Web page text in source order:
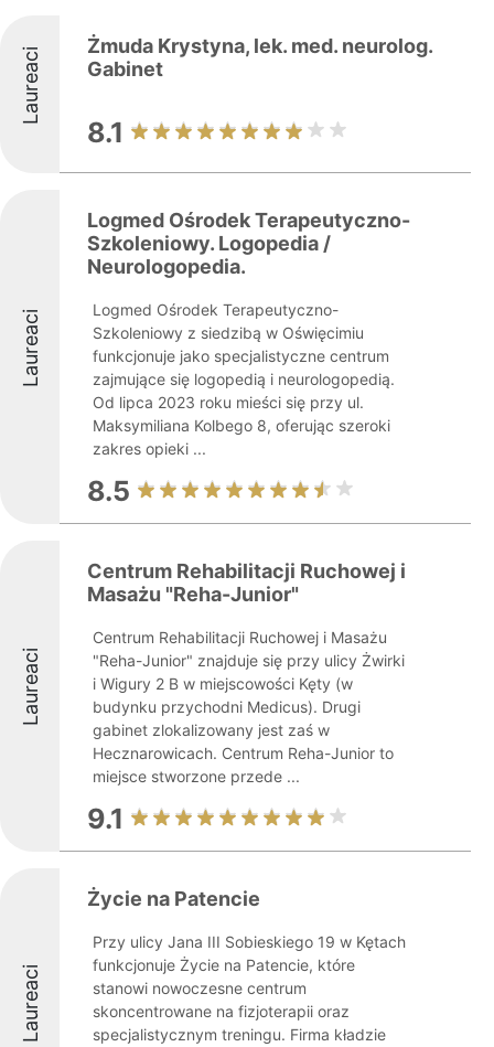
Laureaci
Żmuda Krystyna, lek. med. neurolog.
Gabinet
8.1
Laureaci
Logmed Ośrodek Terapeutyczno-
Szkoleniowy. Logopedia /
Neurologopedia.
Logmed Ośrodek Terapeutyczno-
Szkoleniowy z siedzibą w Oświęcimiu
funkcjonuje jako specjalistyczne centrum
zajmujące się logopedią i neurologopedią.
Od lipca 2023 roku mieści się przy ul.
Maksymiliana Kolbego 8, oferując szeroki
zakres opieki ...
8.5
Laureaci
Centrum Rehabilitacji Ruchowej i
Masażu "Reha-Junior"
Centrum Rehabilitacji Ruchowej i Masażu
"Reha-Junior" znajduje się przy ulicy Żwirki
i Wigury 2 B w miejscowości Kęty (w
budynku przychodni Medicus). Drugi
gabinet zlokalizowany jest zaś w
Hecznarowicach. Centrum Reha-Junior to
miejsce stworzone przede ...
9.1
Laureaci
Życie na Patencie
Przy ulicy Jana III Sobieskiego 19 w Kętach
funkcjonuje Życie na Patencie, które
stanowi nowoczesne centrum
skoncentrowane na fizjoterapii oraz
specjalistycznym treningu. Firma kładzie